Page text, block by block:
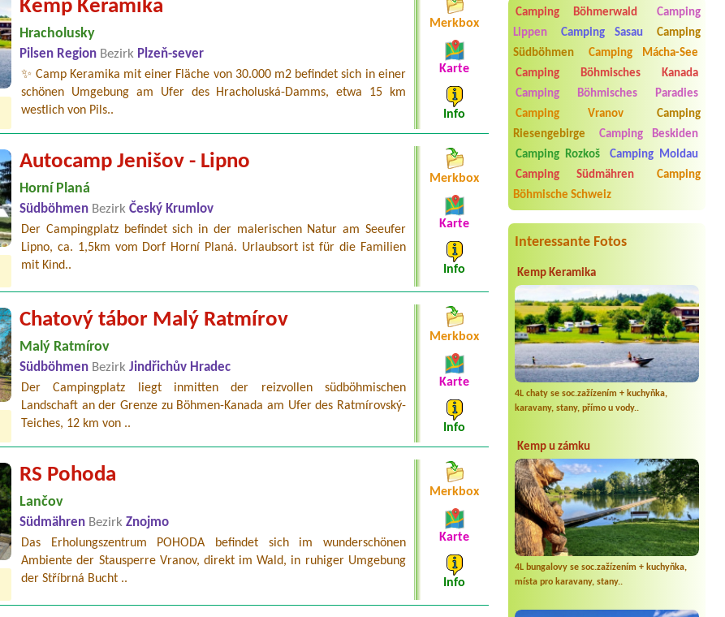
Termin ab 2026-08-07 |Kemp
Rožmberk
4B Hütten, 4 Personen
Termin ab 2026-08-05 |Autokemp
Kristýna Jiránek
Termin ab 2026-07-31 |Retro ZÁTIŠÍ
4L4 osoby
Termin ab 2026-08-14 |Camping
Matyáš
Bungalov
Camping Böhmerwald
Camping
Lippen
Camping Sasau
Camping
Südböhmen
Camping Mácha-See
Camping Böhmisches Kanada
Camping Böhmisches Paradies
Camping Vranov
Camping
Riesengebirge
Camping Beskiden
Camping Rozkoš
Camping Moldau
Camping Südmähren
Camping
Böhmische Schweiz
Interessante Fotos
Kemp Keramika
4L chaty se soc.zažízením + kuchyňka,
karavany, stany, přímo u vody..
Kemp u zámku
4L bungalovy se soc.zažízením + kuchyňka,
místa pro karavany, stany..
Kemp Keramika
Hracholusky
Pilsen Region Bezirk Plzeň-sever
✨ Camp Keramika mit einer Fläche von 30.000 m2 befindet sich in einer
schönen Umgebung am Ufer des Hracholuská-Damms, etwa 15 km
westlich von Pils..
Merkbox
Karte
Info
Autocamp Jenišov - Lipno
Horní Planá
Südböhmen Bezirk Český Krumlov
Der Campingplatz befindet sich in der malerischen Natur am Seeufer
Lipno, ca. 1,5km vom Dorf Horní Planá. Urlaubsort ist für die Familien
mit Kind..
Merkbox
Karte
Info
Chatový tábor Malý Ratmírov
Malý Ratmírov
Südböhmen Bezirk Jindřichův Hradec
Der Campingplatz liegt inmitten der reizvollen südböhmischen
Landschaft an der Grenze zu Böhmen-Kanada am Ufer des Ratmírovský-
Teiches, 12 km von ..
Merkbox
Karte
Info
RS Pohoda
Lančov
Südmähren Bezirk Znojmo
Das Erholungszentrum POHODA befindet sich im wunderschönen
Ambiente der Stausperre Vranov, direkt im Wald, in ruhiger Umgebung
der Stříbrná Bucht ..
Merkbox
Karte
Info